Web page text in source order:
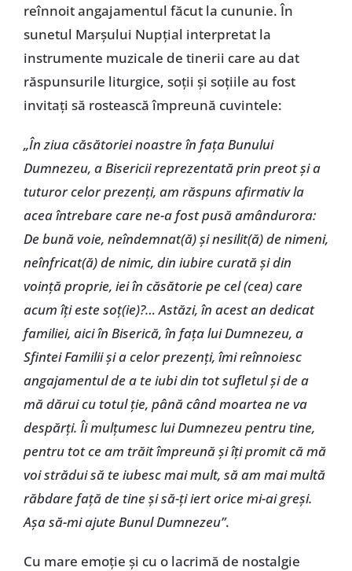
reînnoit angajamentul făcut la cununie. În
sunetul Marşului Nupţial interpretat la
instrumente muzicale de tinerii care au dat
răspunsurile liturgice, soţii şi soţiile au fost
invitaţi să rostească împreună cuvintele:
„În ziua căsătoriei noastre în faţa Bunului
Dumnezeu, a Bisericii reprezentată prin preot şi a
tuturor celor prezenţi, am răspuns afirmativ la
acea întrebare care ne-a fost pusă amândurora:
De bună voie, neîndemnat(ă) şi nesilit(ă) de nimeni,
neînfricat(ă) de nimic, din iubire curată şi din
voinţă proprie, iei în căsătorie pe cel (cea) care
acum îţi este soţ(ie)?… Astăzi, în acest an dedicat
familiei, aici în Biserică, în faţa lui Dumnezeu, a
Sfintei Familii şi a celor prezenţi, îmi reînnoiesc
angajamentul de a te iubi din tot sufletul şi de a
mă dărui cu totul ţie, până când moartea ne va
despărţi. Îi mulţumesc lui Dumnezeu pentru tine,
pentru tot ce am trăit împreună şi îţi promit că mă
voi strădui să te iubesc mai mult, să am mai multă
răbdare faţă de tine şi să-ţi iert orice mi-ai greşi.
Aşa să-mi ajute Bunul Dumnezeu”.
Cu mare emoţie şi cu o lacrimă de nostalgie